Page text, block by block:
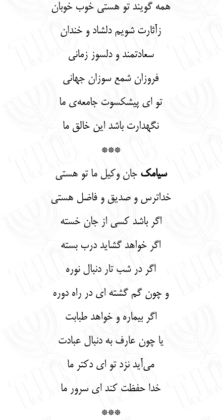
همه گویند تو هستی خوب خوبان
زآثارت شویم دلشاد و خندان
سعادتمند و دلسوز زمانی
فروزان شمع سوزان جهانی
تو ای پیشکسوت جامعه‌ی ما
نگهدارت باشد این خالق ما
***
سیامک جان وکیل ما تو هستی
خداترس و صدیق و فاضل هستی
اگر باشد کسی از جان خسته
اگر خواهد گشاید درب بسته
اگر در شب تار دنبال نوره
و چون گم گشته ای در راه دوره
اگر بیماره و خواهد طبابت
یا چون عارف به دنبال عبادت
می‌آید نزد تو ای دکتر ما
خدا حفظت کند ای سرور ما
***